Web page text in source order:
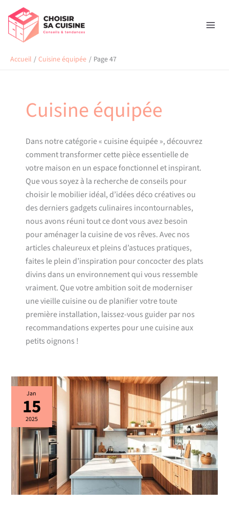
contenu
Accueil Cuisine équipée Page 47
Cuisine équipée
Dans notre catégorie « cuisine équipée », découvrez
comment transformer cette pièce essentielle de
votre maison en un espace fonctionnel et inspirant.
Que vous soyez à la recherche de conseils pour
choisir le mobilier idéal, d’idées déco créatives ou
des derniers gadgets culinaires incontournables,
nous avons réuni tout ce dont vous avez besoin
pour aménager la cuisine de vos rêves. Avec nos
articles chaleureux et pleins d’astuces pratiques,
faites le plein d’inspiration pour concocter des plats
divins dans un environnement qui vous ressemble
vraiment. Que votre ambition soit de moderniser
une vieille cuisine ou de planifier votre toute
première installation, laissez-vous guider par nos
recommandations expertes pour une cuisine aux
petits oignons !
Jan
15
2025
Cuisine
équipée
:
conseils
pour
faire
bon
choix
Rechercher